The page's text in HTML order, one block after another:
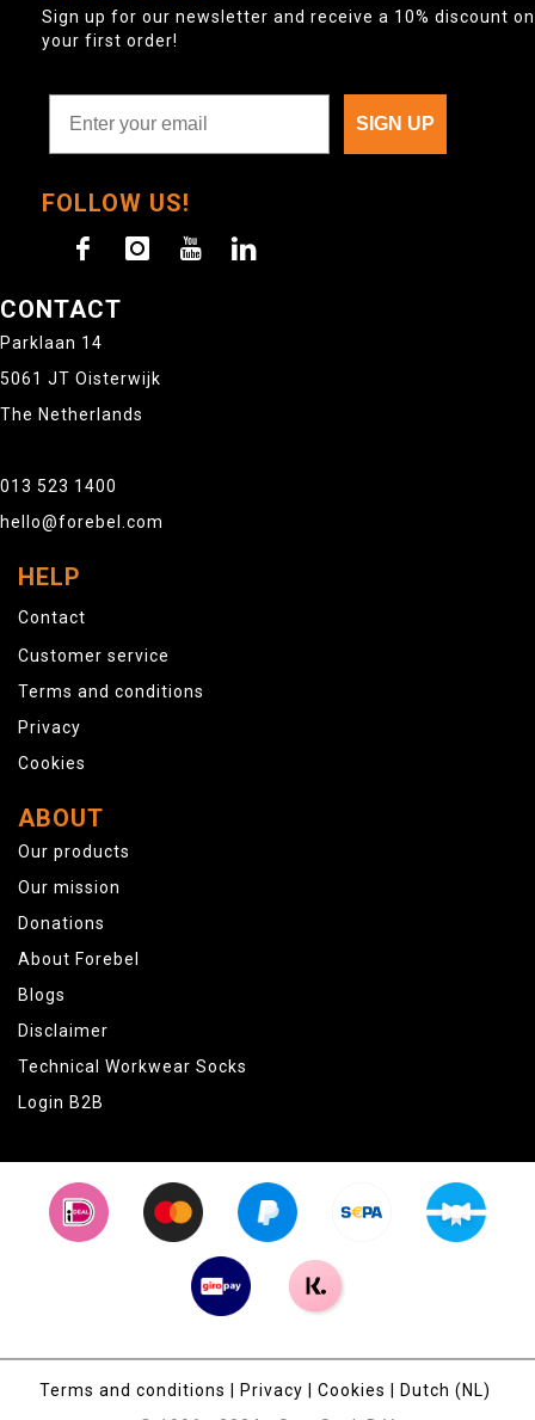
Sign up for our newsletter and receive a 10% discount on
your first order!
SIGN UP
FOLLOW US!
CONTACT
Parklaan 14
5061 JT Oisterwijk
The Netherlands
013 523 1400
hello@forebel.com
HELP
Contact
Customer service
Terms and conditions
Privacy
Cookies
ABOUT
Our products
Our mission
Donations
About Forebel
Blogs
Disclaimer
Technical Workwear Socks
Login B2B
Terms and conditions Privacy Cookies
Dutch (NL)